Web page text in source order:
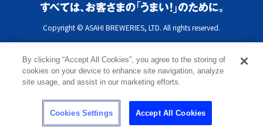
Copyright © ASAHI BREWERIES, LTD. All rights reserved.
By clicking “Accept All Cookies”, you agree to the storing of
cookies on your device to enhance site navigation, analyze
site usage, and assist in our marketing efforts.
Cookies Settings Accept All Cookies